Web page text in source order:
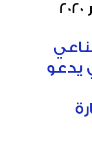
يدعو